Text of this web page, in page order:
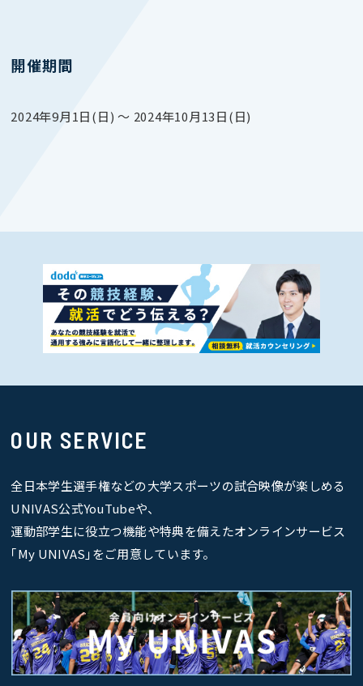
開催期間
2024年9月1日(日) 〜 2024年10月13日(日)
OUR SERVICE
全日本学生選手権などの大学スポーツの試合映像が楽しめる
UNIVAS公式YouTubeや、
運動部学生に役立つ機能や特典を備えたオンラインサービス
｢My UNIVAS｣をご用意しています。